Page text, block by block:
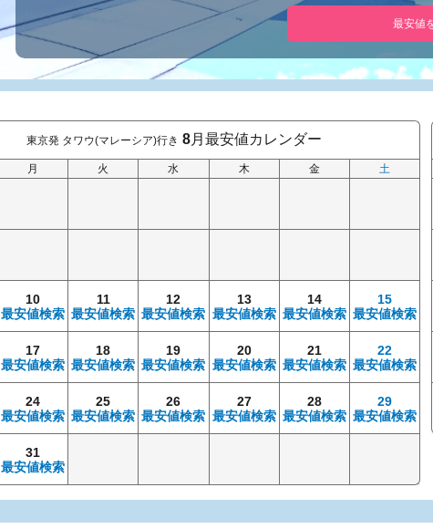
最安値
東京発 タワウ(マレーシア)行き 8月最安値カレンダー
月 火 水 木 金 土
10
最安値検索
11
最安値検索
12
最安値検索
13
最安値検索
14
最安値検索
15
最安値検索
17
最安値検索
18
最安値検索
19
最安値検索
20
最安値検索
21
最安値検索
22
最安値検索
24
最安値検索
25
最安値検索
26
最安値検索
27
最安値検索
28
最安値検索
29
最安値検索
31
最安値検索